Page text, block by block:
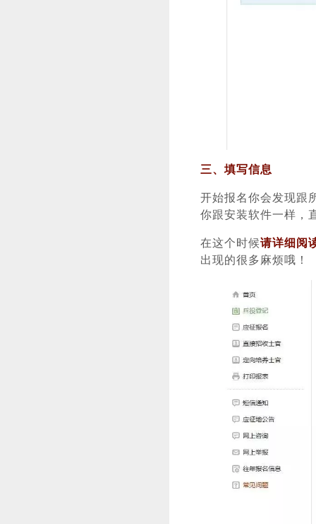
三、填写信息
开始报名你会发现跟
你跟安装软件一样，
在这个时候请详细阅
出现的很多麻烦哦！